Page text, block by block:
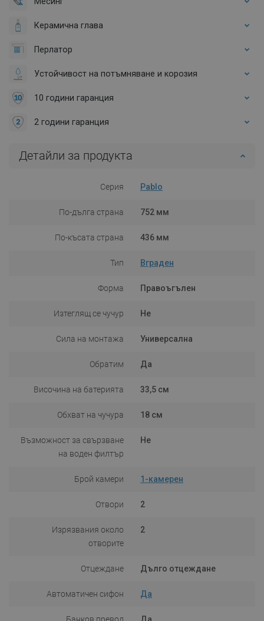
Керамична глава
Перлатор
Устойчивост на потъмняване и корозия
10 години гаранция
2 години гаранция
Детайли за продукта
Серия Pablo
По-дълга страна 752 мм
По-късата страна 436 мм
Тип Вграден
Форма Правоъгълен
Изтеглящ се чучур Не
Сила на монтажа Универсална
Обратим Да
Височина на батерията 33,5 см
Обхват на чучура 18 см
Възможност за свързване
на воден филтър
Не
Брой камери 1-камерен
Отвори 2
Изрязвания около
отворите
2
Отцеждане Дълго отцеждане
Автоматичен сифон Да
Банков превод Да